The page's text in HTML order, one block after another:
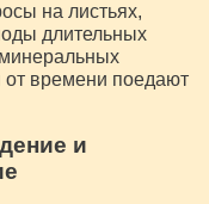
на листьях,
длительных
времени поедают
и